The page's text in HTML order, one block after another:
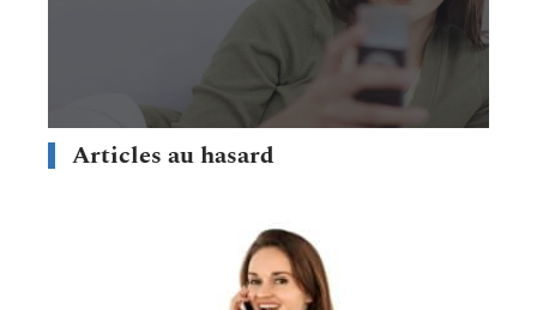
Articles au hasard